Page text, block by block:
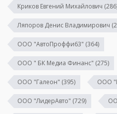
Криков Евгений Михайлович
Ляпоров Денис Владимирович
ООО "АвтоПроффи63" (364)
ООО " БК Медиа Финанс" (275)
ООО "Галеон" (395) ООО
ООО "ЛидерАвто" (729)